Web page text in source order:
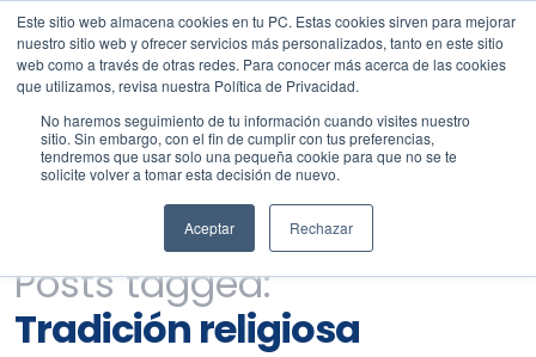
Este sitio web almacena cookies en tu PC. Estas cookies sirven para mejorar
nuestro sitio web y ofrecer servicios más personalizados, tanto en este sitio
web como a través de otras redes. Para conocer más acerca de las cookies
que utilizamos, revisa nuestra Política de Privacidad.
No haremos seguimiento de tu información cuando visites nuestro
sitio. Sin embargo, con el fin de cumplir con tus preferencias,
tendremos que usar solo una pequeña cookie para que no se te
solicite volver a tomar esta decisión de nuevo.
Aceptar Rechazar
Posts tagged:
Tradición religiosa